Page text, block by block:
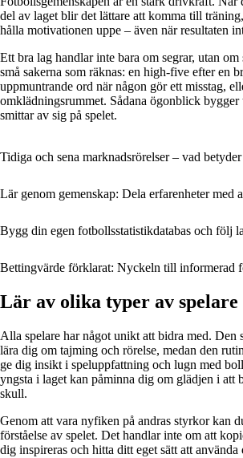
del av laget blir det lättare att komma till
hålla motivationen uppe – även när resultaten
Ett bra lag handlar inte bara om segrar, utan
små sakerna som räknas: en high-five efter en
uppmuntrande ord när någon gör ett misstag,
omklädningsrummet. Sådana ögonblick
smittar av sig på spelet.
Tidiga och sena marknadsrörelser – vad
Lär genom gemenskap: Dela erfarenheter med
Bygg din egen fotbollsstatistikdatabas och följ
Bettingvärde förklarat: Nyckeln till informerad
Lär av olika typer av spelare
Alla spelare har något unikt att bidra med. Den
lära dig om tajming och rörelse, medan den
ge dig insikt i speluppfattning och lugn med
yngsta i laget kan påminna dig om glädjen i att
skull.
Genom att vara nyfiken på andras styrkor kan
förståelse av spelet. Det handlar inte om att
dig inspireras och hitta ditt eget sätt att använda